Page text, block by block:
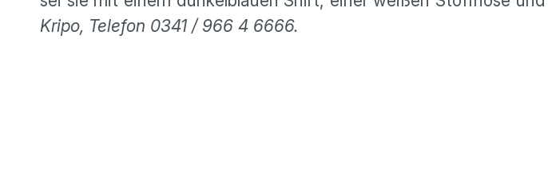
Kripo, Telefon 0341 / 966 4 6666.